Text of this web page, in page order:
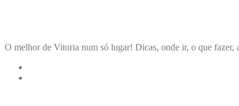
O melhor de Vitoria num só lugar! Dicas, onde ir, o que fazer,